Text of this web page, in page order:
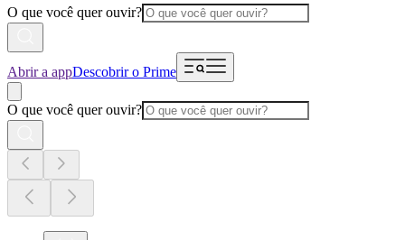
O que você quer ouvir?
Abrir a appDescobrir o Prime
O que você quer ouvir?